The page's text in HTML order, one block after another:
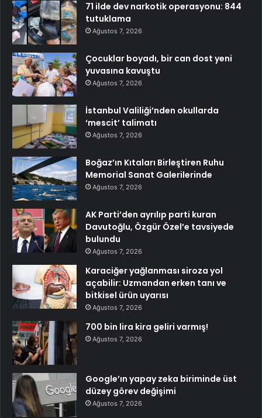
71 ilde dev narkotik operasyonu: 844
tutuklama
Ağustos 7, 2026
Çocuklar boyadı, bir can dost yeni
yuvasına kavuştu
Ağustos 7, 2026
İstanbul Valiliği’nden okullarda
‘mescit’ talimatı
Ağustos 7, 2026
Boğaz’ın Kıtaları Birleştiren Ruhu
Memorial Sanat Galerilerinde
Ağustos 7, 2026
AK Parti’den ayrılıp parti kuran
Davutoğlu, Özgür Özel’e tavsiyede
bulundu
Ağustos 7, 2026
Karaciğer yağlanması siroza yol
açabilir: Uzmandan erken tanı ve
bitkisel ürün uyarısı
Ağustos 7, 2026
700 bin lira kira geliri varmış!
Ağustos 7, 2026
Google’ın yapay zeka biriminde üst
düzey görev değişimi
Ağustos 7, 2026